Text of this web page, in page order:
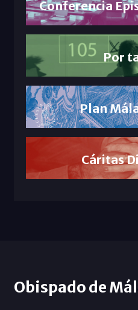
Conferencia
Por
Plan
Cáritas
Obispado de